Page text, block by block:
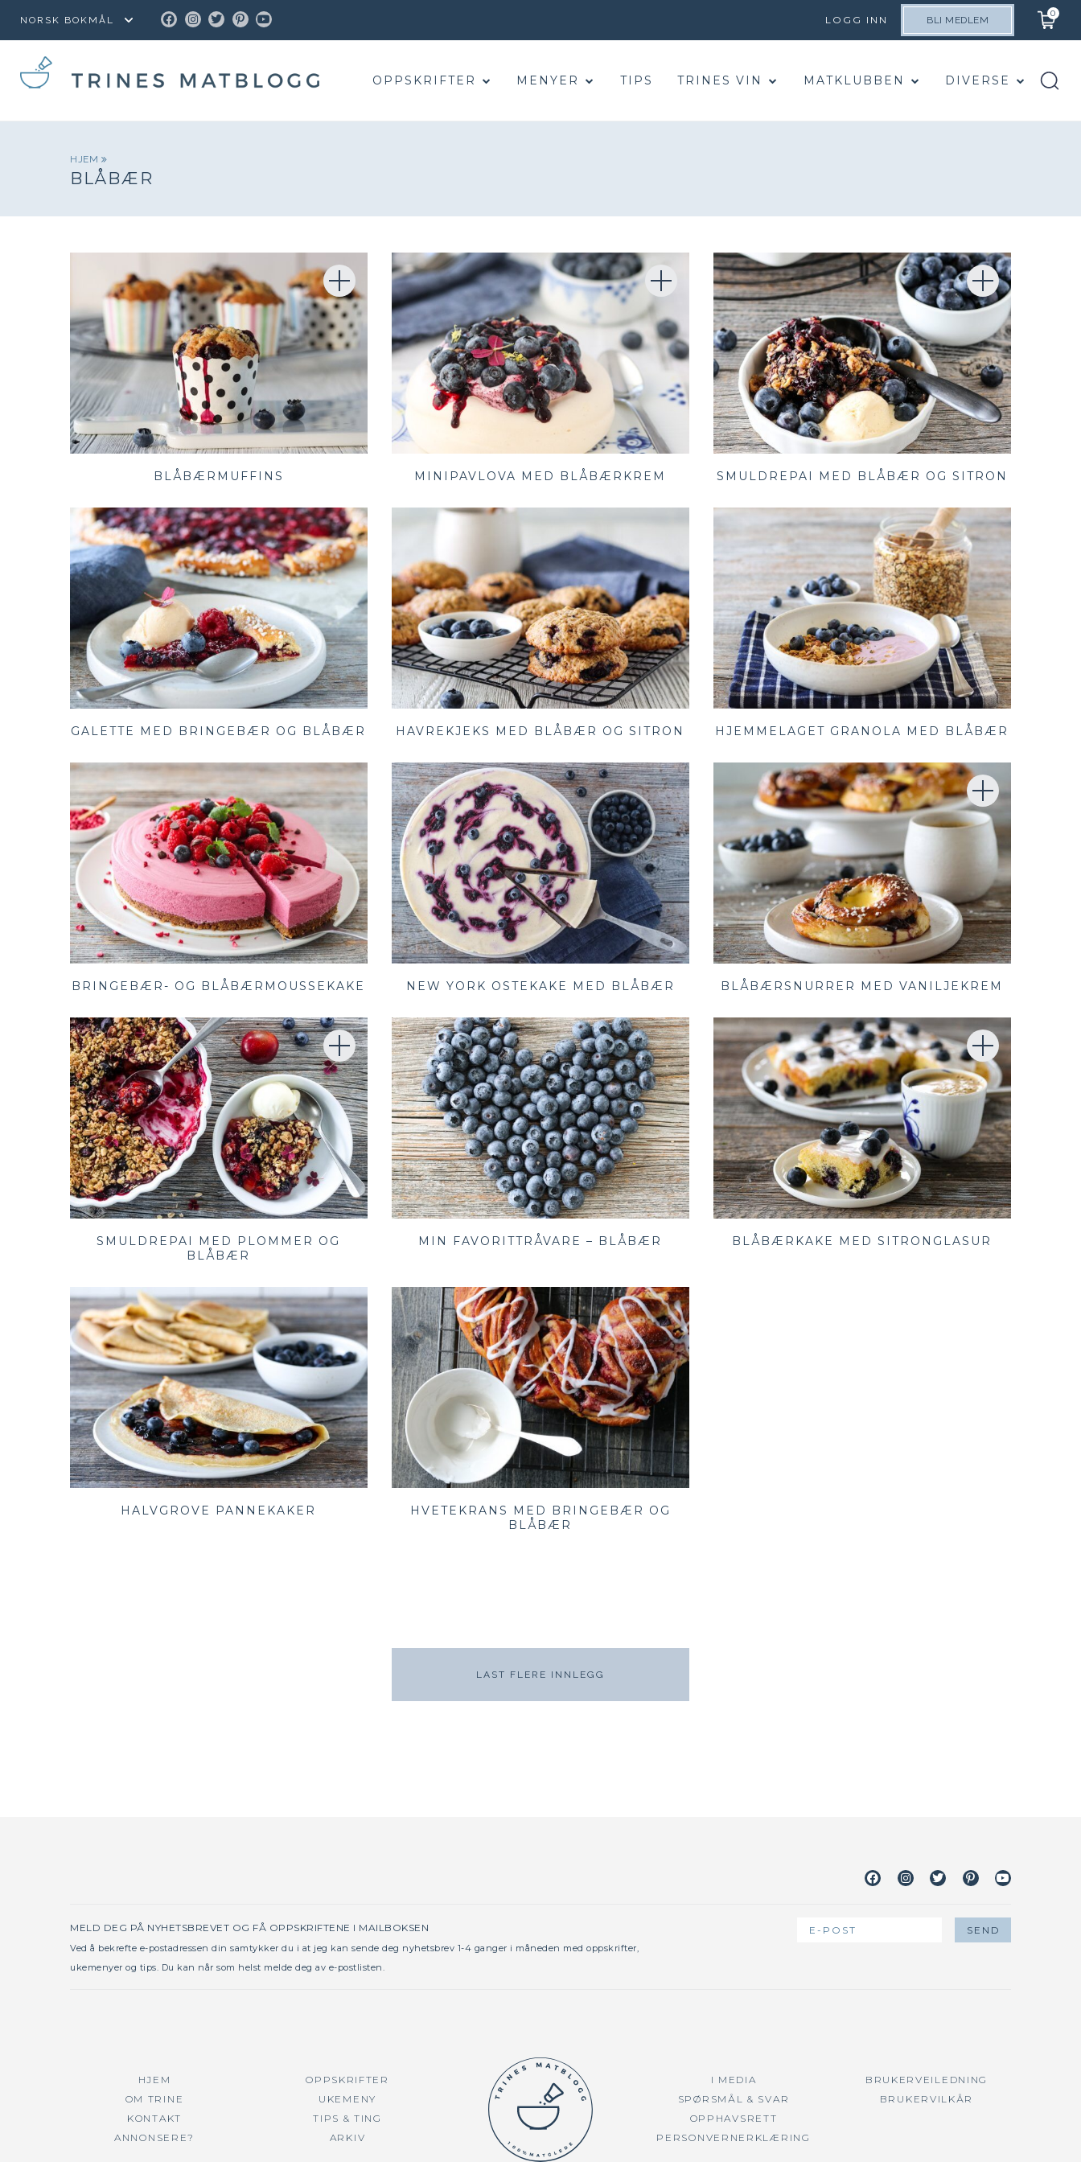
FACEBOOK
INSTAGRAM
TWITTER
PINTEREST
YOUTUBE LOGG INN BLI MEDLEM
0
OPPSKRIFTER MENYER TIPS TRINES VIN MATKLUBBEN DIVERSE
HJEM
BLÅBÆR
BLÅBÆRMUFFINS MINIPAVLOVA MED BLÅBÆRKREM SMULDREPAI MED BLÅBÆR OG SITRON
GALETTE MED BRINGEBÆR OG BLÅBÆR HAVREKJEKS MED BLÅBÆR OG SITRON HJEMMELAGET GRANOLA MED BLÅBÆR
BRINGEBÆR- OG BLÅBÆRMOUSSEKAKE NEW YORK OSTEKAKE MED BLÅBÆR BLÅBÆRSNURRER MED VANILJEKREM
SMULDREPAI MED PLOMMER OG
BLÅBÆR
MIN FAVORITTRÅVARE – BLÅBÆR BLÅBÆRKAKE MED SITRONGLASUR
HALVGROVE PANNEKAKER
HVETEKRANS MED BRINGEBÆR OG
BLÅBÆR
LAST FLERE INNLEGG
FacebookInstagramTwitterPinterestYoutube
MELD DEG PÅ NYHETSBREVET OG FÅ OPPSKRIFTENE I MAILBOKSEN
Ved å bekrefte e-postadressen din samtykker du i at jeg kan sende deg nyhetsbrev 1-4 ganger i måneden med oppskrifter,
ukemenyer og tips. Du kan når som helst melde deg av e-postlisten.
HJEM
OM TRINE
KONTAKT
ANNONSERE?
OPPSKRIFTER
UKEMENY
TIPS & TING
ARKIV
I MEDIA
SPØRSMÅL & SVAR
OPPHAVSRETT
PERSONVERNERKLÆRING
BRUKERVEILEDNING
BRUKERVILKÅR